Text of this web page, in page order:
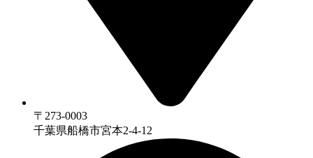
〒273-0003
千葉県船橋市宮本2-4-12